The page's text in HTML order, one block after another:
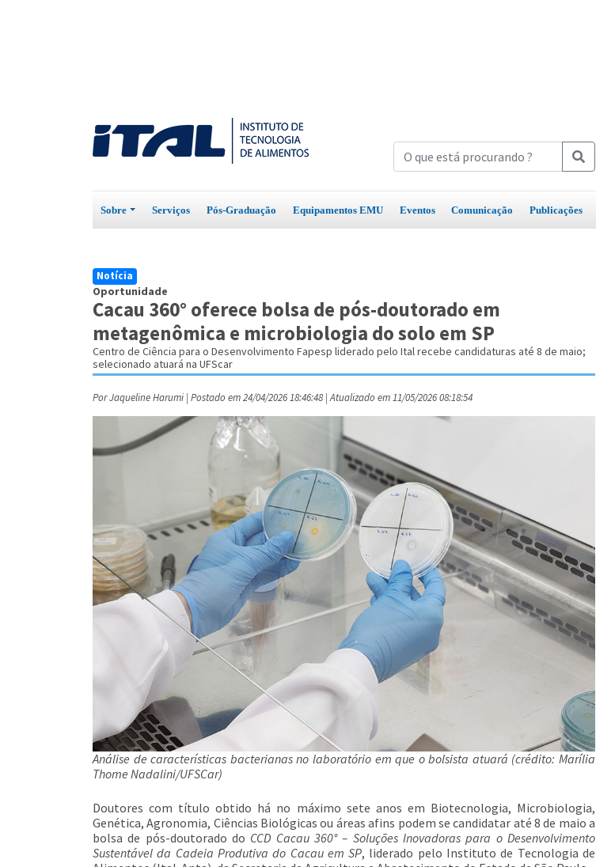
Sobre Serviços Pós-Graduação Equipamentos EMU Eventos Comunicação Publicações
Notícia
Oportunidade
Cacau 360° oferece bolsa de pós-doutorado em
metagenômica e microbiologia do solo em SP
Centro de Ciência para o Desenvolvimento Fapesp liderado pelo Ital recebe candidaturas até 8 de maio;
selecionado atuará na UFScar
Por Jaqueline Harumi | Postado em 24/04/2026 18:46:48 | Atualizado em 11/05/2026 08:18:54
Análise de características bacterianas no laboratório em que o bolsista atuará (crédito: Marília
Thome Nadalini/UFSCar)
Doutores com título obtido há no máximo sete anos em Biotecnologia, Microbiologia,
Genética, Agronomia, Ciências Biológicas ou áreas afins podem se candidatar até 8 de maio a
bolsa de pós-doutorado do CCD Cacau 360° – Soluções Inovadoras para o Desenvolvimento
Sustentável da Cadeia Produtiva do Cacau em SP, liderado pelo Instituto de Tecnologia de